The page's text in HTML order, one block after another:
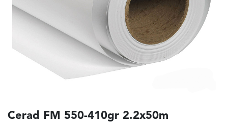
Cerad FM 550-410gr 2.2x50m